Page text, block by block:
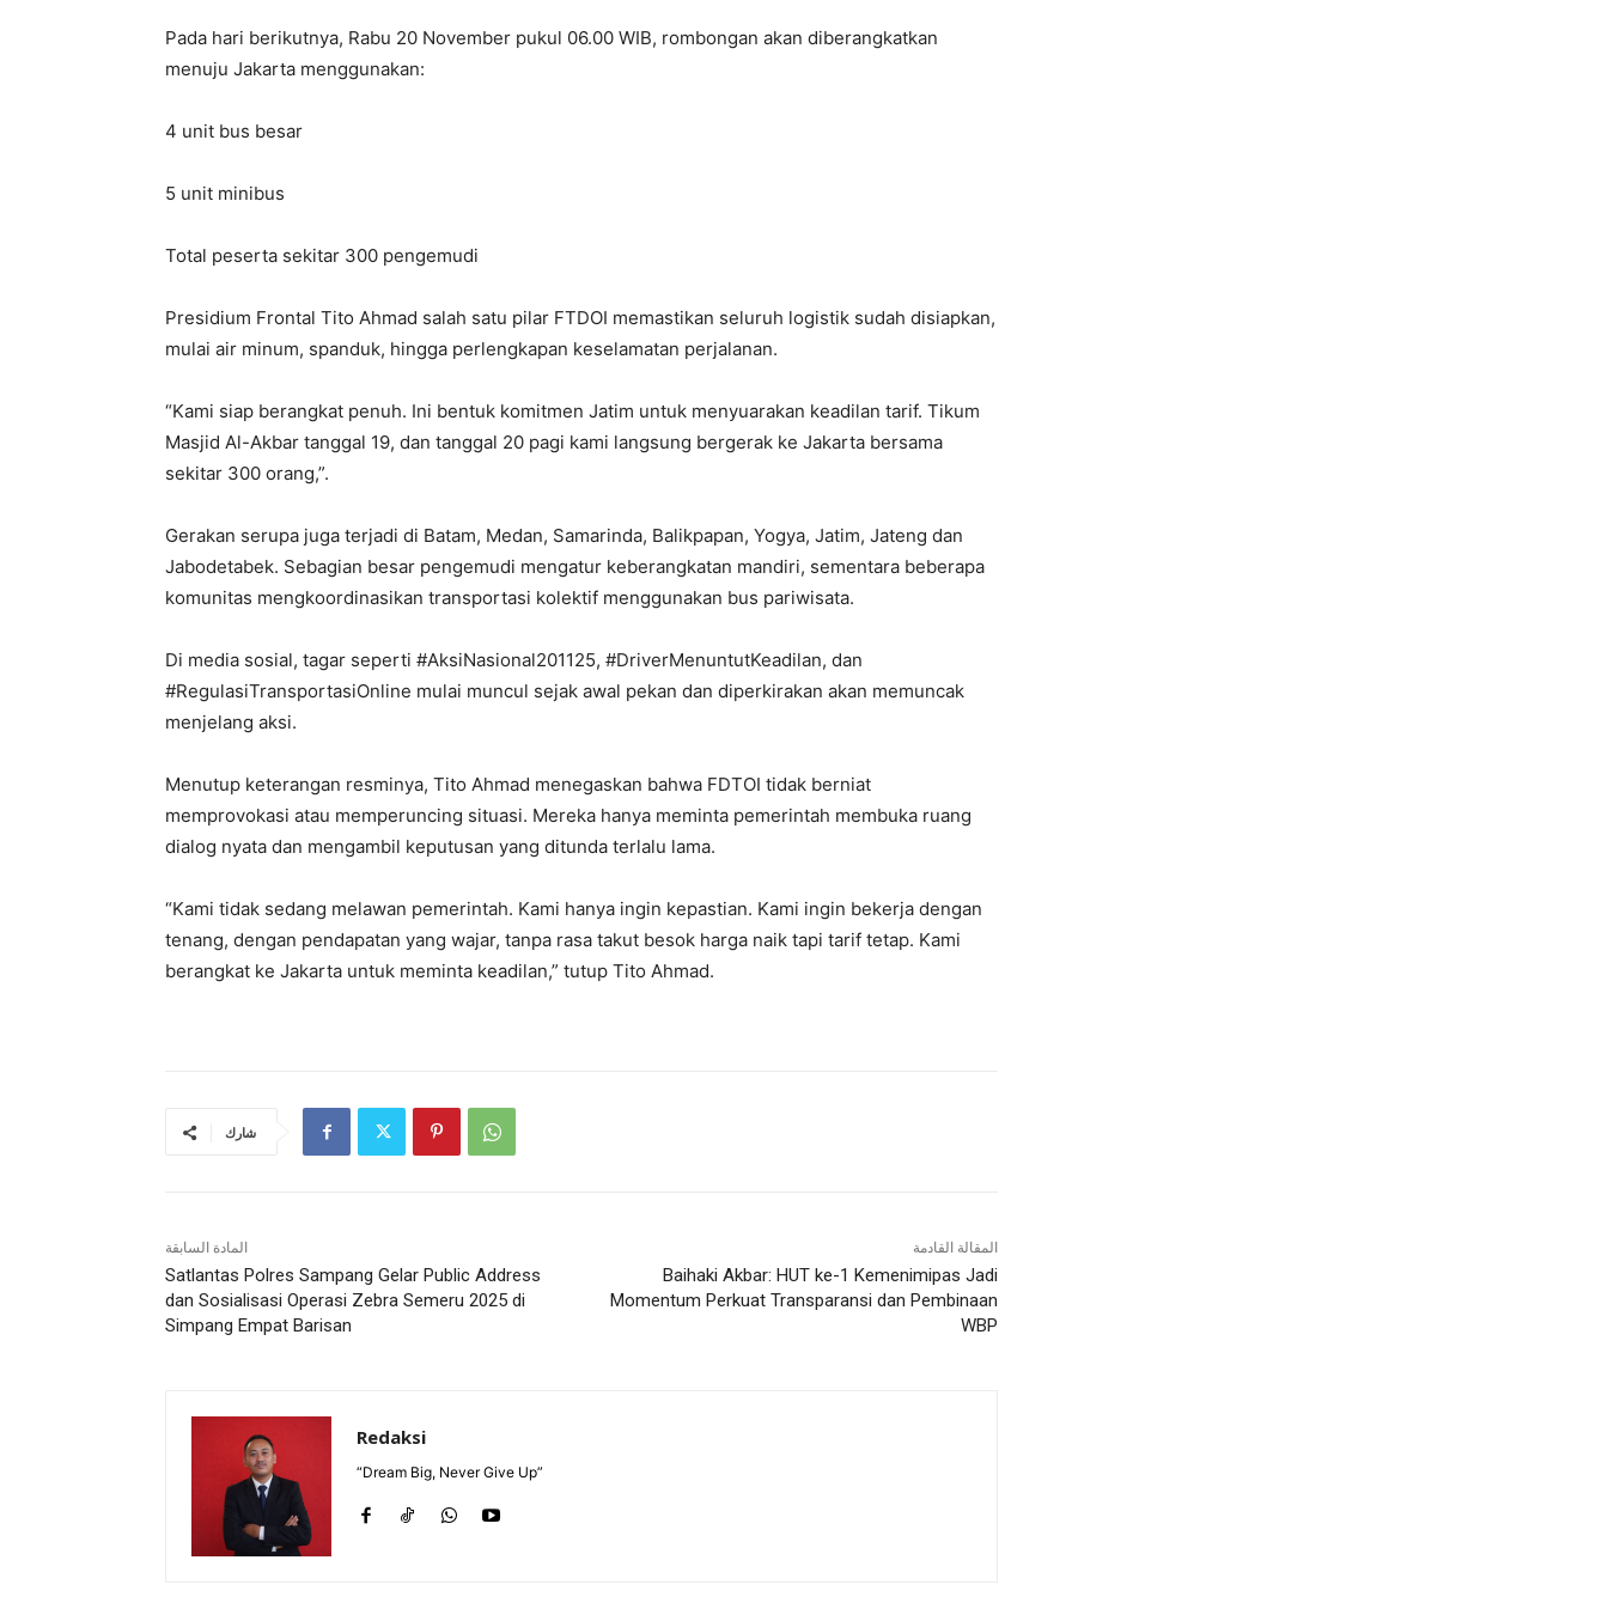
Pada hari berikutnya, Rabu 20 November pukul 06.00 WIB, rombongan akan diberangkatkan
menuju Jakarta menggunakan:
4 unit bus besar
5 unit minibus
Total peserta sekitar 300 pengemudi
Presidium Frontal Tito Ahmad salah satu pilar FTDOI memastikan seluruh logistik sudah disiapkan,
mulai air minum, spanduk, hingga perlengkapan keselamatan perjalanan.
“Kami siap berangkat penuh. Ini bentuk komitmen Jatim untuk menyuarakan keadilan tarif. Tikum
Masjid Al-Akbar tanggal 19, dan tanggal 20 pagi kami langsung bergerak ke Jakarta bersama
sekitar 300 orang,”.
Gerakan serupa juga terjadi di Batam, Medan, Samarinda, Balikpapan, Yogya, Jatim, Jateng dan
Jabodetabek. Sebagian besar pengemudi mengatur keberangkatan mandiri, sementara beberapa
komunitas mengkoordinasikan transportasi kolektif menggunakan bus pariwisata.
Di media sosial, tagar seperti #AksiNasional201125, #DriverMenuntutKeadilan, dan
#RegulasiTransportasiOnline mulai muncul sejak awal pekan dan diperkirakan akan memuncak
menjelang aksi.
Menutup keterangan resminya, Tito Ahmad menegaskan bahwa FDTOI tidak berniat
memprovokasi atau memperuncing situasi. Mereka hanya meminta pemerintah membuka ruang
dialog nyata dan mengambil keputusan yang ditunda terlalu lama.
“Kami tidak sedang melawan pemerintah. Kami hanya ingin kepastian. Kami ingin bekerja dengan
tenang, dengan pendapatan yang wajar, tanpa rasa takut besok harga naik tapi tarif tetap. Kami
berangkat ke Jakarta untuk meminta keadilan,” tutup Tito Ahmad.
شارك
المادة السابقة
Satlantas Polres Sampang Gelar Public Address
dan Sosialisasi Operasi Zebra Semeru 2025 di
Simpang Empat Barisan
المقالة القادمة
Baihaki Akbar: HUT ke-1 Kemenimipas Jadi
Momentum Perkuat Transparansi dan Pembinaan
WBP
Redaksi
“Dream Big, Never Give Up”